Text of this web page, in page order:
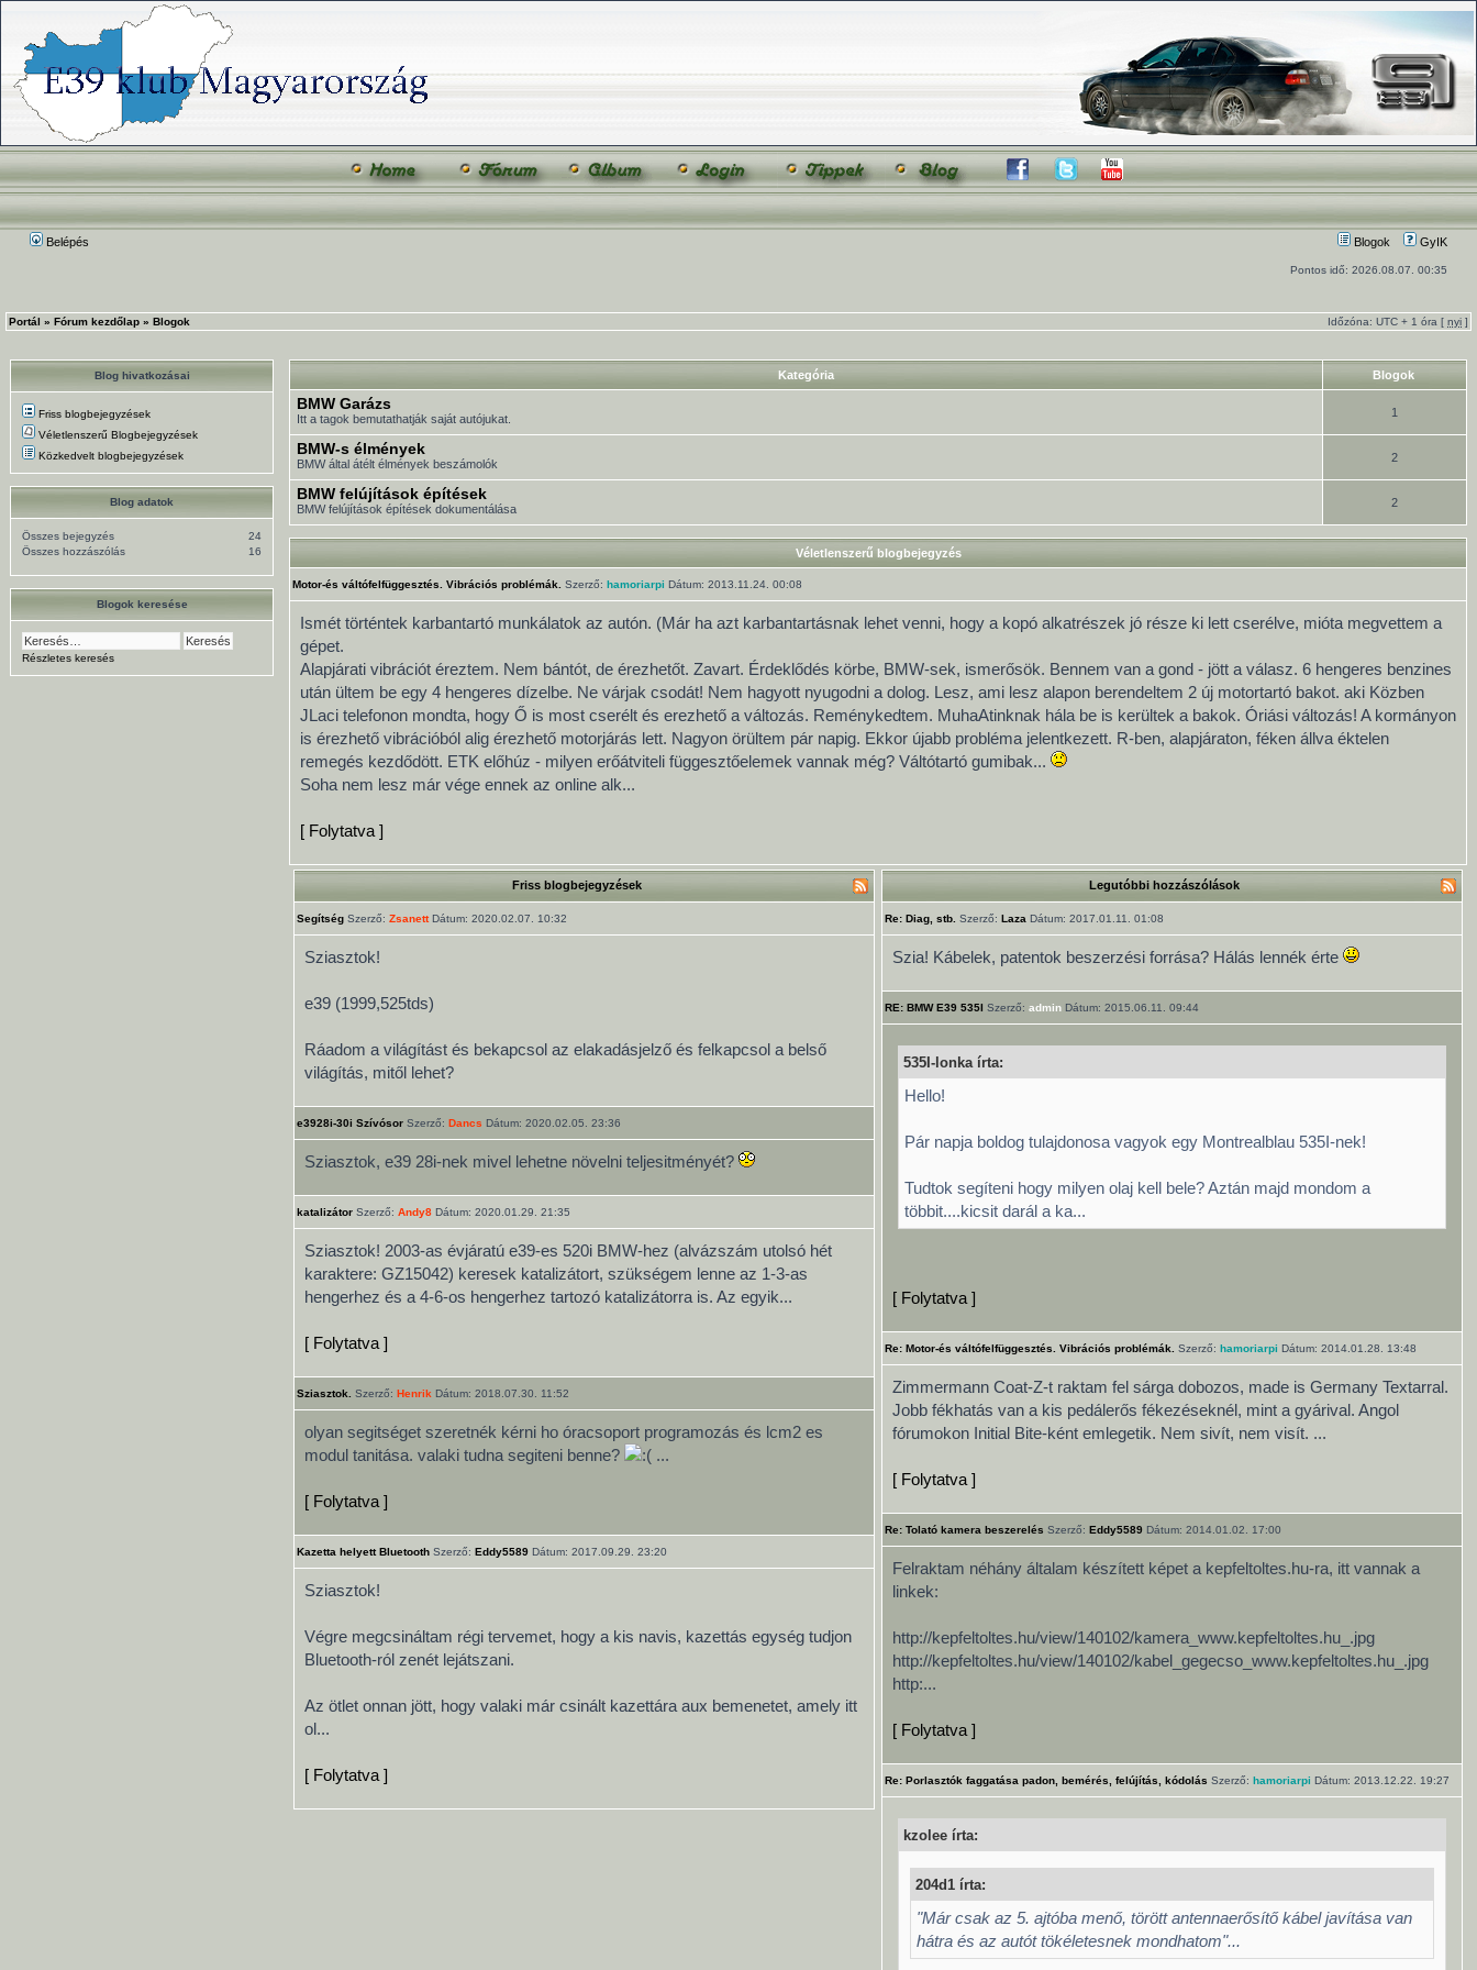
Belépés Blogok GyIK
Pontos idő: 2026.08.07. 00:35
Portál » Fórum kezdőlap » Blogok Időzóna: UTC + 1 óra [ nyi ]
Blog hivatkozásai
Friss blogbejegyzések
Véletlenszerű Blogbejegyzések
Közkedvelt blogbejegyzések
Blog adatok
24
Összes bejegyzés
16
Összes hozzászólás
Blogok keresése
Részletes keresés
Kategória Blogok
BMW Garázs
Itt a tagok bemutathatják saját autójukat. 1
BMW-s élmények
BMW által átélt élmények beszámolók 2
BMW felújítások építések
BMW felújítások építések dokumentálása 2
Véletlenszerű blogbejegyzés
Motor-és váltófelfüggesztés. Vibrációs problémák. Szerző: hamoriarpi Dátum: 2013.11.24. 00:08
Ismét történtek karbantartó munkálatok az autón. (Már ha azt karbantartásnak lehet venni, hogy a kopó alkatrészek jó része ki lett cserélve, mióta megvettem a
gépet.
Alapjárati vibrációt éreztem. Nem bántót, de érezhetőt. Zavart. Érdeklődés körbe, BMW-sek, ismerősök. Bennem van a gond - jött a válasz. 6 hengeres benzines
után ültem be egy 4 hengeres dízelbe. Ne várjak csodát! Nem hagyott nyugodni a dolog. Lesz, ami lesz alapon berendeltem 2 új motortartó bakot. aki Közben
JLaci telefonon mondta, hogy Ő is most cserélt és erezhető a változás. Reménykedtem. MuhaAtinknak hála be is kerültek a bakok. Óriási változás! A kormányon
is érezhető vibrációból alig érezhető motorjárás lett. Nagyon örültem pár napig. Ekkor újabb probléma jelentkezett. R-ben, alapjáraton, féken állva éktelen
remegés kezdődött. ETK előhúz - milyen erőátviteli függesztőelemek vannak még? Váltótartó gumibak...
Soha nem lesz már vége ennek az online alk...
[ Folytatva ]
Friss blogbejegyzések
Segítség Szerző: ZsanettDátum: 2020.02.07. 10:32
Sziasztok!
e39 (1999,525tds)
Ráadom a világítást és bekapcsol az elakadásjelző és felkapcsol a belső
világítás, mitől lehet?
e3928i-30i Szívósor Szerző: Dancs Dátum: 2020.02.05. 23:36
Sziasztok, e39 28i-nek mivel lehetne növelni teljesitményét?
katalizátor Szerző: Andy8 Dátum: 2020.01.29. 21:35
Sziasztok! 2003-as évjáratú e39-es 520i BMW-hez (alvázszám utolsó hét
karaktere: GZ15042) keresek katalizátort, szükségem lenne az 1-3-as
hengerhez és a 4-6-os hengerhez tartozó katalizátorra is. Az egyik...
[ Folytatva ]
Sziasztok. Szerző: Henrik Dátum: 2018.07.30. 11:52
olyan segitséget szeretnék kérni ho óracsoport programozás és lcm2 es
modul tanitása. valaki tudna segiteni benne?
...
[ Folytatva ]
Kazetta helyett Bluetooth Szerző: Eddy5589 Dátum: 2017.09.29. 23:20
Sziasztok!
Végre megcsináltam régi tervemet, hogy a kis navis, kazettás egység tudjon
Bluetooth-ról zenét lejátszani.
Az ötlet onnan jött, hogy valaki már csinált kazettára aux bemenetet, amely itt
ol...
[ Folytatva ]
Legutóbbi hozzászólások
Re: Diag, stb. Szerző: Laza Dátum: 2017.01.11. 01:08
Szia! Kábelek, patentok beszerzési forrása? Hálás lennék érte
RE: BMW E39 535I Szerző: admin Dátum: 2015.06.11. 09:44
535I-lonka írta:
Hello!
Pár napja boldog tulajdonosa vagyok egy Montrealblau 535I-nek!
Tudtok segíteni hogy milyen olaj kell bele? Aztán majd mondom a
többit....kicsit darál a ka...
[ Folytatva ]
Re: Motor-és váltófelfüggesztés. Vibrációs problémák. Szerző: hamoriarpi Dátum: 2014.01.28. 13:48
Zimmermann Coat-Z-t raktam fel sárga dobozos, made is Germany Textarral.
Jobb fékhatás van a kis pedálerős fékezéseknél, mint a gyárival. Angol
fórumokon Initial Bite-ként emlegetik. Nem sivít, nem visít. ...
[ Folytatva ]
Re: Tolató kamera beszerelés Szerző: Eddy5589 Dátum: 2014.01.02. 17:00
Felraktam néhány általam készített képet a kepfeltoltes.hu-ra, itt vannak a
linkek:
http://kepfeltoltes.hu/view/140102/kamera_www.kepfeltoltes.hu_.jpg
http://kepfeltoltes.hu/view/140102/kabel_gegecso_www.kepfeltoltes.hu_.jpg
http:...
[ Folytatva ]
Re: Porlasztók faggatása padon, bemérés, felújítás, kódolás Szerző: hamoriarpi Dátum: 2013.12.22. 19:27
kzolee írta:
204d1 írta:
"Már csak az 5. ajtóba menő, törött antennaerősítő kábel javítása van
hátra és az autót tökéletesnek mondhatom"...